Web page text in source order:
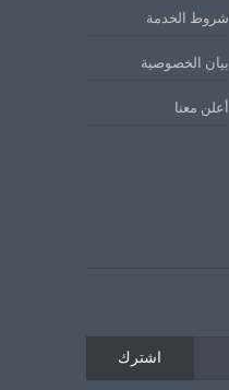
شروط الخدمة
بيان الخصوصية
أعلن معنا
اشترك